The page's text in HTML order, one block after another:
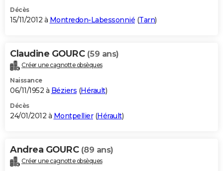
Décès
15/11/2012 à Montredon-Labessonnié (Tarn)
Claudine GOURC (59 ans)
Créer une cagnotte obsèques
Naissance
06/11/1952 à Béziers (Hérault)
Décès
24/01/2012 à Montpellier(Hérault)
Andrea GOURC (89 ans)
Créer une cagnotte obsèques